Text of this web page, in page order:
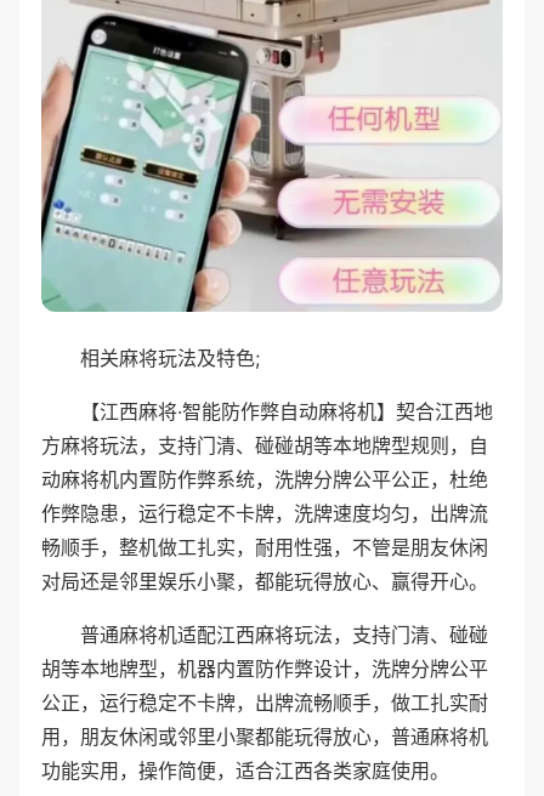
相关麻将玩法及特色;
【江西麻将·智能防作弊自动麻将机】契合江西地
方麻将玩法，支持门清、碰碰胡等本地牌型规则，自
动麻将机内置防作弊系统，洗牌分牌公平公正，杜绝
作弊隐患，运行稳定不卡牌，洗牌速度均匀，出牌流
畅顺手，整机做工扎实，耐用性强，不管是朋友休闲
对局还是邻里娱乐小聚，都能玩得放心、赢得开心。
普通麻将机适配江西麻将玩法，支持门清、碰碰
胡等本地牌型，机器内置防作弊设计，洗牌分牌公平
公正，运行稳定不卡牌，出牌流畅顺手，做工扎实耐
用，朋友休闲或邻里小聚都能玩得放心，普通麻将机
功能实用，操作简便，适合江西各类家庭使用。